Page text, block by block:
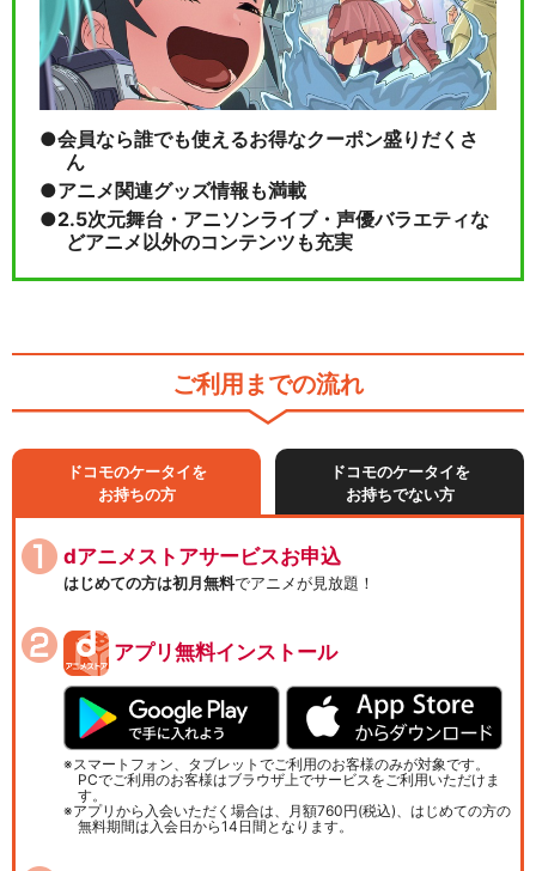
会員なら誰でも使えるお得なクーポン盛りだくさ
ん
アニメ関連グッズ情報も満載
2.5次元舞台・アニソンライブ・声優バラエティな
どアニメ以外のコンテンツも充実
ご利用までの流れ
ドコモのケータイを
お持ちの方
ドコモのケータイを
お持ちでない方
dアニメストアサービスお申込
はじめての方は初月無料でアニメが見放題！
アプリ無料インストール
スマートフォン、タブレットでご利用のお客様のみが対象です。
PCでご利用のお客様はブラウザ上でサービスをご利用いただけま
す。
アプリから入会いただく場合は、月額760円(税込)、はじめての方の
無料期間は入会日から14日間となります。